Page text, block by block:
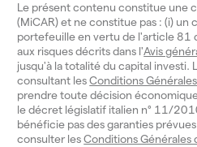
Le présent contenu constitue une
(MiCAR) et ne constitue pas : (i)
portefeuille en vertu de l'article 81
aux risques décrits dans l'Avis
jusqu'à la totalité du capital investi.
consultant lesConditions Générales
prendre toute décision
le décret législatif italien n° 11/
bénéficie pas des garanties
consulter lesConditions Générales